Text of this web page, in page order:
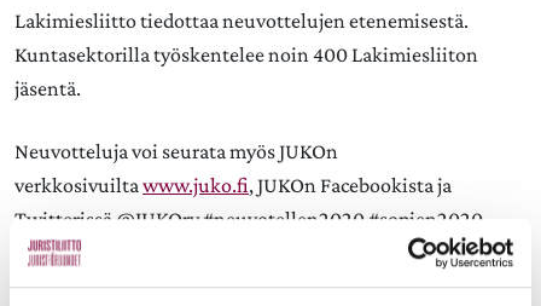
Lakimiesliitto tiedottaa neuvottelujen etenemisestä.
Kuntasektorilla työskentelee noin 400 Lakimiesliiton
jäsentä.
Neuvotteluja voi seurata myös JUKOn
verkkosivuiltawww.juko.fi, JUKOn Facebookista ja
Twitterissä @JUKOry #neuvotellen2020 #sopien2020.